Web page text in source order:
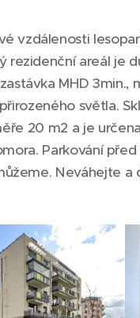
vzdálenosti
areál je
MHD
světla.
20 m2 a je
Parkování
Neváhejte a